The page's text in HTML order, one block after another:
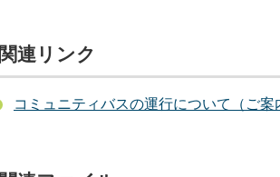
関連リンク
コミュニティバスの運行について（ご案